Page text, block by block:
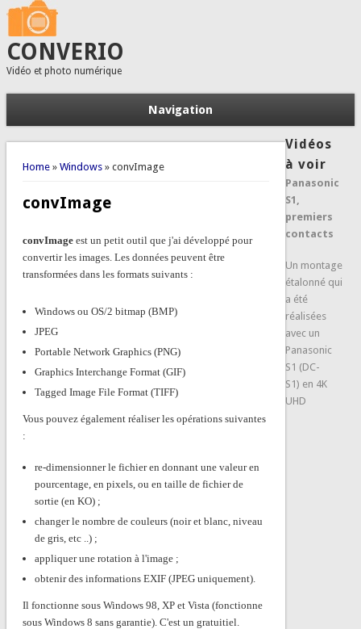
CONVERIO
Vidéo et photo numérique
Navigation
You are here
Home» Windows» convImage
convImage
convImageest un petit outil que j'ai développé pour
convertir les images. Les données peuvent être
transformées dans les formats suivants :
Windows ou OS/2 bitmap (BMP)
JPEG
Portable Network Graphics (PNG)
Graphics Interchange Format (GIF)
Tagged Image File Format (TIFF)
Vous pouvez également réaliser les opérations suivantes
:
re-dimensionner le fichier en donnant une valeur en
pourcentage, en pixels, ou en taille de fichier de
sortie (en KO) ;
changer le nombre de couleurs (noir et blanc, niveau
de gris, etc ..) ;
appliquer une rotation à l'image ;
obtenir des informations EXIF (JPEG uniquement).
Il fonctionne sous Windows 98, XP et Vista (fonctionne
sous Windows 8 sans garantie). C'est un gratuitiel.
Vidéos
à voir
Panasonic
S1,
premiers
contacts
Un montage
étalonné qui
a été
réalisées
avec un
Panasonic
S1 (DC-
S1) en 4K
UHD